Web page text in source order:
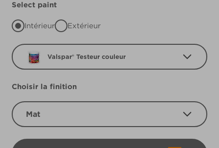
Select paint
Intérieur Extérieur
Valspar® Testeur couleur
Choisir la finition
Mat